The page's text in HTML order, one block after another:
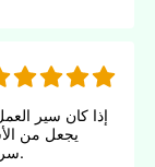
إذا كان سير
YouTube سردي دون الحاجة إلى كومة إنتاج كبيرة.